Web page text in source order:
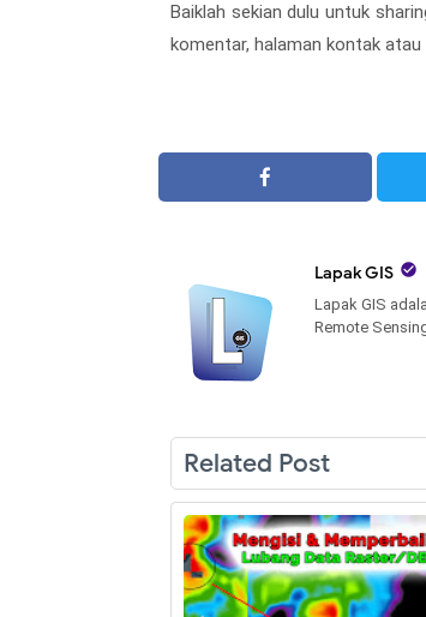
Baiklah sekian dulu untuk
komentar, halaman kontak
Lapak GIS 
Lapak GIS
Remote
Related Post